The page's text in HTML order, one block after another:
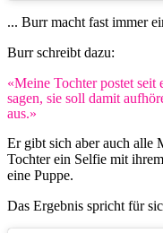
... Burr macht fast immer
Burr schreibt dazu:
«Meine Tochter postet
sagen, sie soll damit
aus.»
Er gibt sich aber auch alle
Tochter ein Selfie mit
eine Puppe.
Das Ergebnis spricht für